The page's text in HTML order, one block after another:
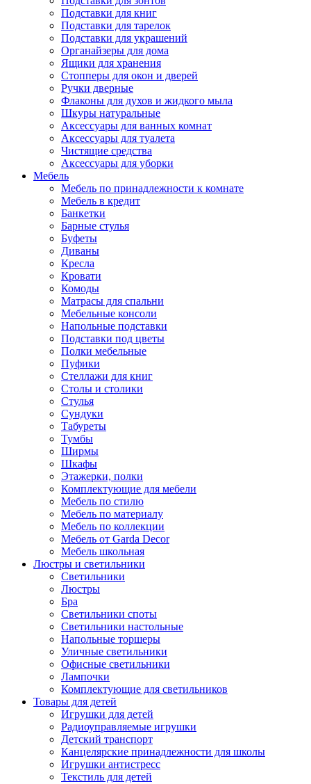
Подставки для книг
Подставки для тарелок
Подставки для украшений
Органайзеры для дома
Ящики для хранения
Стопперы для окон и дверей
Ручки дверные
Флаконы для духов и жидкого мыла
Шкуры натуральные
Аксессуары для ванных комнат
Аксессуары для туалета
Чистящие средства
Аксессуары для уборки
Мебель
Мебель по принадлежности к комнате
Мебель в кредит
Банкетки
Барные стулья
Буфеты
Диваны
Кресла
Кровати
Комоды
Матрасы для спальни
Мебельные консоли
Напольные подставки
Подставки под цветы
Полки мебельные
Пуфики
Стеллажи для книг
Столы и столики
Стулья
Сундуки
Табуреты
Тумбы
Ширмы
Шкафы
Этажерки, полки
Комплектующие для мебели
Мебель по стилю
Мебель по материалу
Мебель по коллекции
Мебель от Garda Decor
Мебель школьная
Люстры и светильники
Светильники
Люстры
Бра
Светильники споты
Светильники настольные
Напольные торшеры
Уличные светильники
Офисные светильники
Лампочки
Комплектующие для светильников
Товары для детей
Игрушки для детей
Радиоуправляемые игрушки
Детский транспорт
Канцелярские принадлежности для школы
Игрушки антистресс
Текстиль для детей